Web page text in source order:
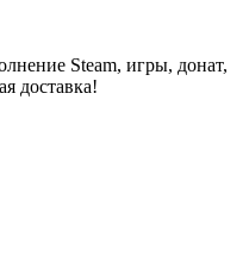
Steam, игры, донат,
доставка!